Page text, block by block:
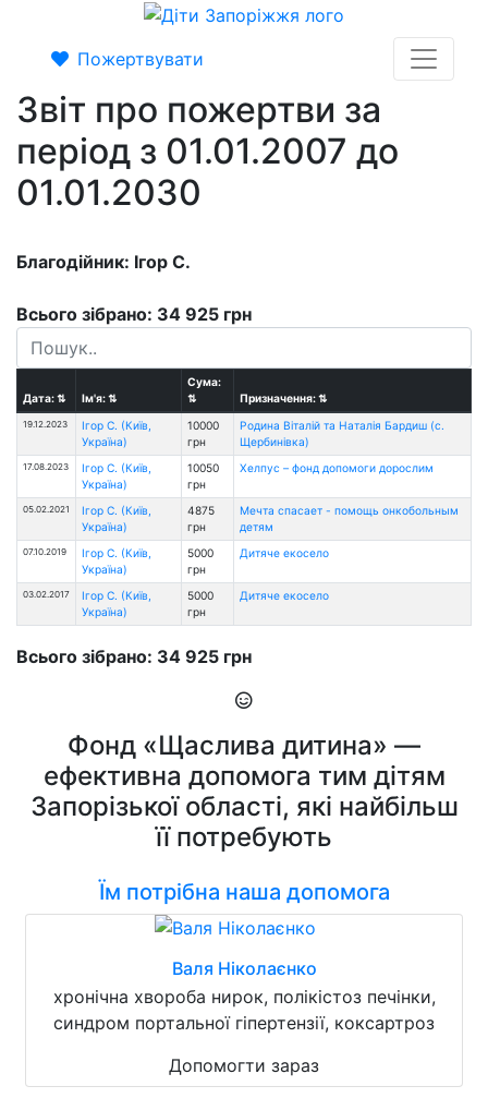
Пожертвувати
Звіт про пожертви за
період з 01.01.2007 до
01.01.2030
Благодійник: Ігор С.
Всього зібрано: 34 925 грн
Дата:⇅ Ім'я:⇅
Сума:
⇅
Призначення:⇅
19.12.2023
Ігор С. (Київ,
Україна)
10000
грн
Родина Віталій та Наталія Бардиш (с.
Щербинівка)
17.08.2023
Ігор С. (Київ,
Україна)
10050
грн
Хелпус – фонд допомоги дорослим
05.02.2021
Ігор С. (Київ,
Україна)
4875
грн
Мечта спасает - помощь онкобольным
детям
07.10.2019
Ігор С. (Київ,
Україна)
5000
грн
Дитяче екосело
03.02.2017
Ігор С. (Київ,
Україна)
5000
грн
Дитяче екосело
Всього зібрано: 34 925 грн
Фонд «Щаслива дитина» —
ефективна допомога тим дітям
Запорізької області, які найбільш
її потребують
Їм потрібна наша допомога
Валя Ніколаєнко
хронічна хвороба нирок, полікістоз печінки,
синдром портальної гіпертензії, коксартроз
Допомогти зараз